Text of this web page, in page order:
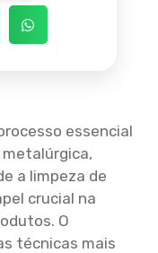
essencial
a limpeza de
crucial na
O
técnicas mais